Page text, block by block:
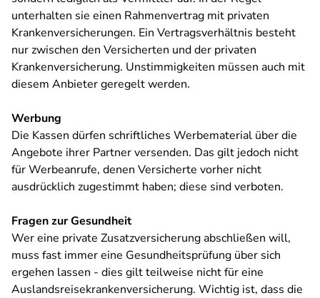
unterhalten sie einen Rahmenvertrag mit privaten
Krankenversicherungen. Ein Vertragsverhältnis besteht
nur zwischen den Versicherten und der privaten
Krankenversicherung. Unstimmigkeiten müssen auch mit
diesem Anbieter geregelt werden.
Werbung
Die Kassen dürfen schriftliches Werbematerial über die
Angebote ihrer Partner versenden. Das gilt jedoch nicht
für Werbeanrufe, denen Versicherte vorher nicht
ausdrücklich zugestimmt haben; diese sind verboten.
Fragen zur Gesundheit
Wer eine private Zusatzversicherung abschließen will,
muss fast immer eine Gesundheitsprüfung über sich
ergehen lassen - dies gilt teilweise nicht für eine
Auslandsreisekrankenversicherung. Wichtig ist, dass die